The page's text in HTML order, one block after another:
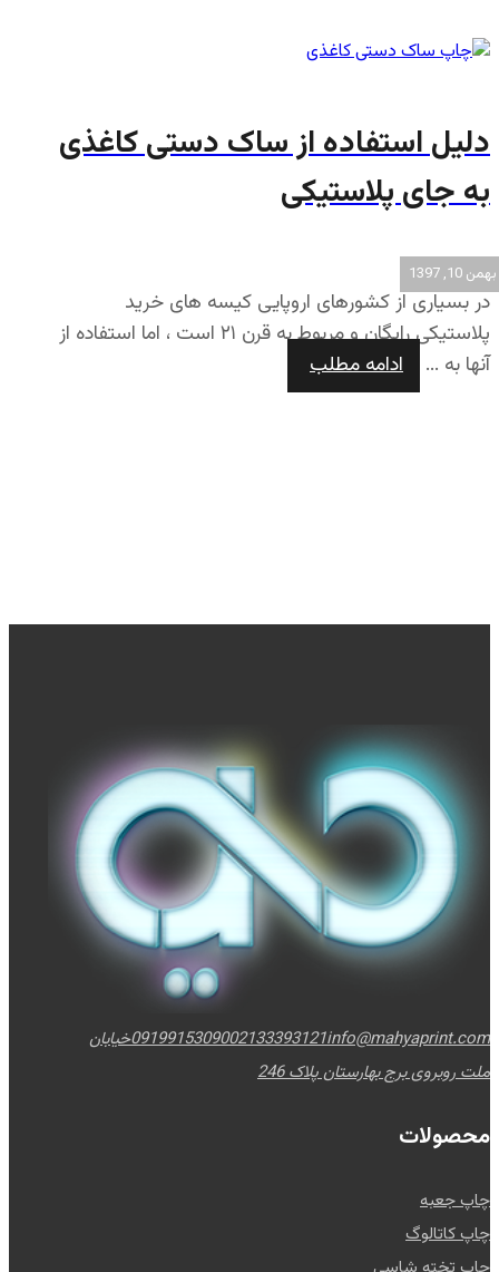
دلیل استفاده از ساک دستی کاغذی
به جای پلاستیکی
بهمن 10, 1397
در بسیاری از کشورهای اروپایی کیسه های خرید
پلاستیکی رایگان و مربوط به قرن ۲۱ است ، اما استفاده از
آنها به ...
ادامه مطلب
0919915309002133393121info@mahyaprint.com
خیابان
ملت روبروی برج بهارستان پلاک 246
محصولات
چاپ جعبه
چاپ کاتالوگ